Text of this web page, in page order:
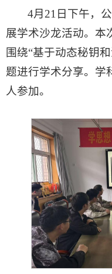
4月21日下午，
展学术沙龙活动。本
围绕“基于动态秘钥
题进行学术分享。学
人参加。